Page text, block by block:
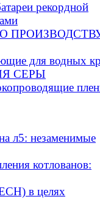
рекордной
для водных
СЕРЫ
л5: незаменимые
котлованов:
в целях